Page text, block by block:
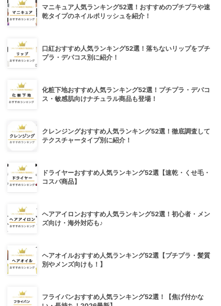
マニキュア人気ランキング52選！おすすめのプチプラや速
乾タイプのネイルポリッシュを紹介！
口紅おすすめ人気ランキング52選！落ちないリップをプチ
プラ・デパコス別に紹介！
化粧下地おすすめ人気ランキング52選！プチプラ・デパコ
ス・敏感肌向けナチュラル商品も登場！
クレンジングおすすめ人気ランキング52選！徹底調査して
テクスチャータイプ別に紹介！
ドライヤーおすすめ人気ランキング52選【速乾・くせ毛・
コスパ商品】
ヘアアイロンおすすめ人気ランキング52選！初心者・メン
ズ向け・海外対応も♪
ヘアオイルおすすめ人気ランキング52選【プチプラ・髪質
別やメンズ向けも！】
フライパンおすすめ人気ランキング52選！【焦げ付かな